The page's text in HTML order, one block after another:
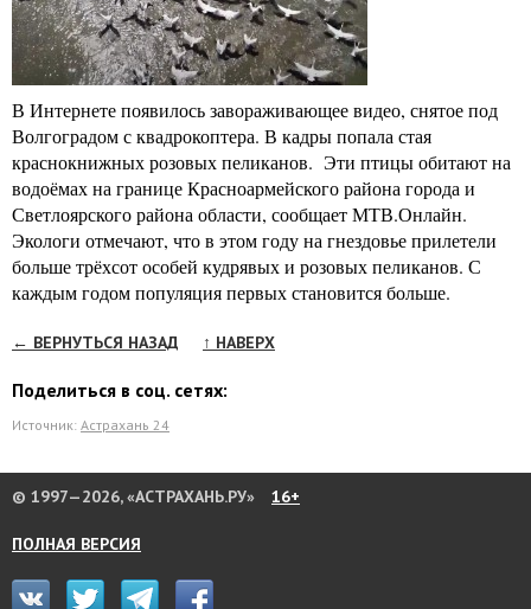
В Интернете появилось завораживающее видео, снятое под
Волгоградом с квадрокоптера. В кадры попала стая
краснокнижных розовых пеликанов. Эти птицы обитают на
водоёмах на границе Красноармейского района города и
Светлоярского района области, сообщает МТВ.Онлайн.
Экологи отмечают, что в этом году на гнездовье прилетели
больше трёхсот особей кудрявых и розовых пеликанов. С
каждым годом популяция первых становится больше.
← ВЕРНУТЬСЯ НАЗАД ↑ НАВЕРХ
Поделиться в соц. сетях:
Источник: Астрахань 24
© 1997—2026, «АСТРАХАНЬ.РУ» 16+
ПОЛНАЯ ВЕРСИЯ